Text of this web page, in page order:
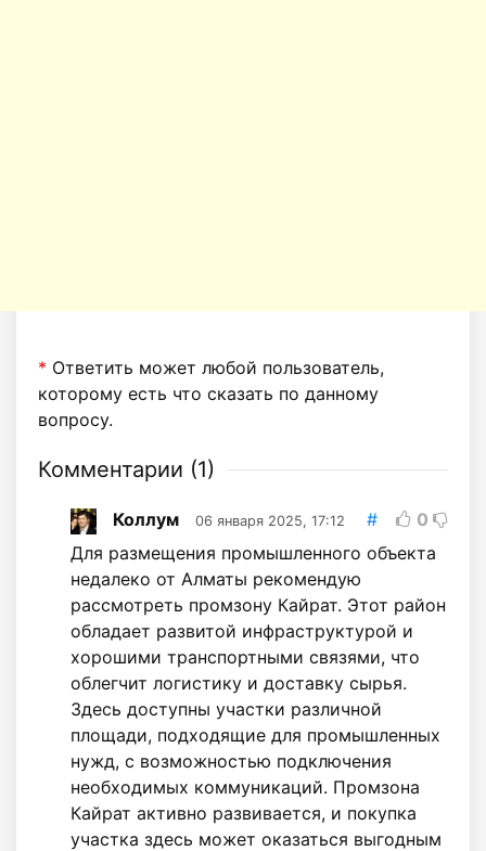
* Ответить может любой пользователь,
которому есть что сказать по данному
вопросу.
Комментарии (1)
Коллум 06 января 2025, 17:12 #
0
Для размещения промышленного объекта
недалеко от Алматы рекомендую
рассмотреть промзону Кайрат. Этот район
обладает развитой инфраструктурой и
хорошими транспортными связями, что
облегчит логистику и доставку сырья.
Здесь доступны участки различной
площади, подходящие для промышленных
нужд, с возможностью подключения
необходимых коммуникаций. Промзона
Кайрат активно развивается, и покупка
участка здесь может оказаться выгодным